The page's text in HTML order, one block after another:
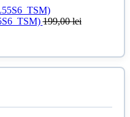
25,00 lei.
199,00lei